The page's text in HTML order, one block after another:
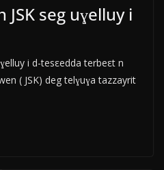
seg uɣelluy i
i d-tesεedda terbeεt n
( JSK) deg telɣuɣa tazzayrit